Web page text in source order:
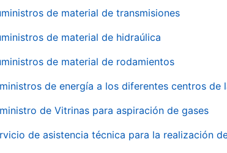
de material de transmisiones
de material de hidraúlica
de material de rodamientos
de energía a los diferentes centros de
de Vitrinas para aspiración de gases
de asistencia técnica para la realización